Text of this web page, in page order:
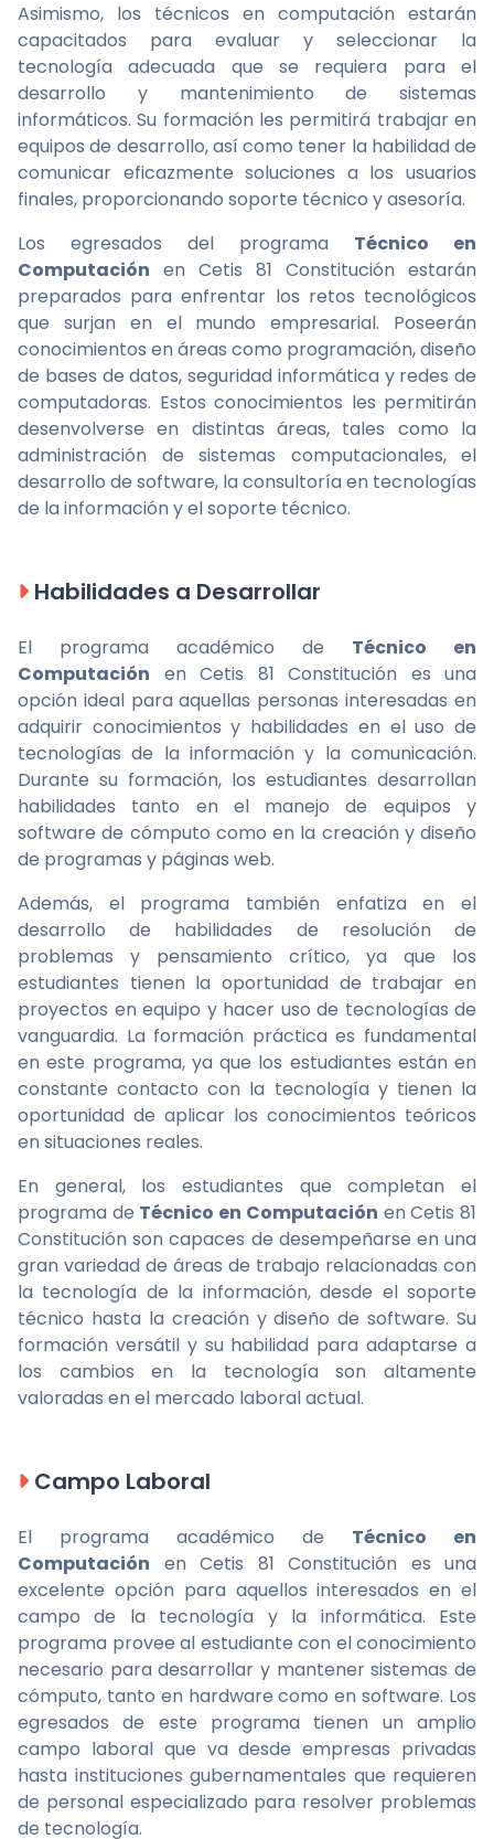
Asimismo, los técnicos en computación estarán
capacitados para evaluar y seleccionar la
tecnología adecuada que se requiera para el
desarrollo y mantenimiento de sistemas
informáticos. Su formación les permitirá trabajar en
equipos de desarrollo, así como tener la habilidad de
comunicar eficazmente soluciones a los usuarios
finales, proporcionando soporte técnico y asesoría.
Los egresados del programa Técnico en
Computación en Cetis 81 Constitución estarán
preparados para enfrentar los retos tecnológicos
que surjan en el mundo empresarial. Poseerán
conocimientos en áreas como programación, diseño
de bases de datos, seguridad informática y redes de
computadoras. Estos conocimientos les permitirán
desenvolverse en distintas áreas, tales como la
administración de sistemas computacionales, el
desarrollo de software, la consultoría en tecnologías
de la información y el soporte técnico.
Habilidades a Desarrollar
El programa académico de Técnico en
Computación en Cetis 81 Constitución es una
opción ideal para aquellas personas interesadas en
adquirir conocimientos y habilidades en el uso de
tecnologías de la información y la comunicación.
Durante su formación, los estudiantes desarrollan
habilidades tanto en el manejo de equipos y
software de cómputo como en la creación y diseño
de programas y páginas web.
Además, el programa también enfatiza en el
desarrollo de habilidades de resolución de
problemas y pensamiento crítico, ya que los
estudiantes tienen la oportunidad de trabajar en
proyectos en equipo y hacer uso de tecnologías de
vanguardia. La formación práctica es fundamental
en este programa, ya que los estudiantes están en
constante contacto con la tecnología y tienen la
oportunidad de aplicar los conocimientos teóricos
en situaciones reales.
En general, los estudiantes que completan el
programa de Técnico en Computación en Cetis 81
Constitución son capaces de desempeñarse en una
gran variedad de áreas de trabajo relacionadas con
la tecnología de la información, desde el soporte
técnico hasta la creación y diseño de software. Su
formación versátil y su habilidad para adaptarse a
los cambios en la tecnología son altamente
valoradas en el mercado laboral actual.
Campo Laboral
El programa académico de Técnico en
Computación en Cetis 81 Constitución es una
excelente opción para aquellos interesados en el
campo de la tecnología y la informática. Este
programa provee al estudiante con el conocimiento
necesario para desarrollar y mantener sistemas de
cómputo, tanto en hardware como en software. Los
egresados de este programa tienen un amplio
campo laboral que va desde empresas privadas
hasta instituciones gubernamentales que requieren
de personal especializado para resolver problemas
de tecnología.